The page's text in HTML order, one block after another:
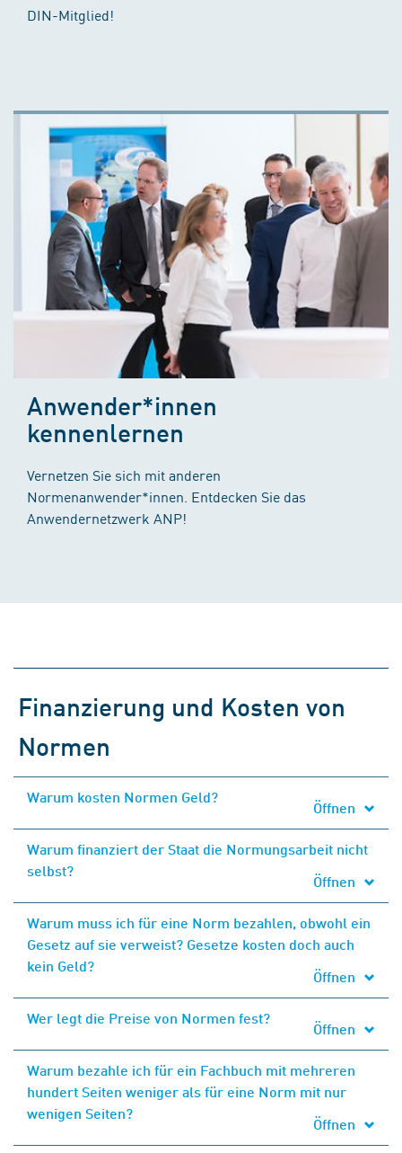
DIN-Mitglied!
Anwender*innen
kennenlernen
Vernetzen Sie sich mit anderen
Normenanwender*innen. Entdecken Sie das
Anwendernetzwerk ANP!
Finanzierung und Kosten von
Normen
Warum kosten Normen Geld?
Öffnen
Warum finanziert der Staat die Normungsarbeit nicht
selbst?
Öffnen
Warum muss ich für eine Norm bezahlen, obwohl ein
Gesetz auf sie verweist? Gesetze kosten doch auch
kein Geld?
Öffnen
Wer legt die Preise von Normen fest?
Öffnen
Warum bezahle ich für ein Fachbuch mit mehreren
hundert Seiten weniger als für eine Norm mit nur
wenigen Seiten?
Öffnen